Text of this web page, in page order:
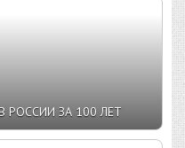
ЗА 100 ЛЕТ